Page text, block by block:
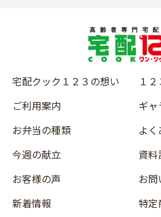
宅配クック１２３の想い
ご利用案内
お弁当の種類
今週の献立
お客様の声
新着情報
１
ギャ
よ
資料
お問
特